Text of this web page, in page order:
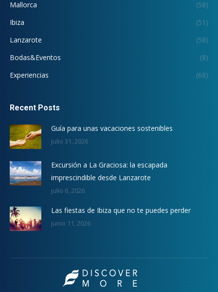
Mallorca
(58)
Ibiza
(51)
Lanzarote
(58)
Bodas&Eventos
(8)
Experiencias
(68)
Recent Posts
Guía para unas vacaciones sostenibles
julio 31, 2026
Excursión a La Graciosa: la escapada
imprescindible desde Lanzarote
julio 6, 2026
Las fiestas de Ibiza que no te puedes perder
junio 11, 2026